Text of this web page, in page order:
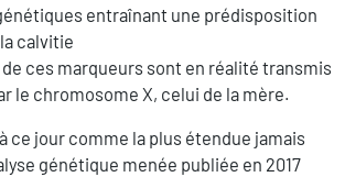
entraînant une prédisposition
calvitie
ces marqueurs sont en réalité transmis
le chromosome X, celui de la mère.
ce jour comme la plus étendue jamais
génétique menée publiée en 2017